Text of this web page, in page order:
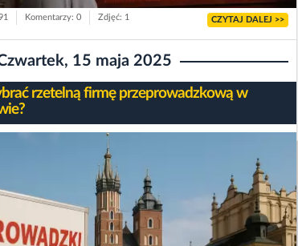
Komentarzy: 0 Zdjęć: 1 CZYTAJ DALEJ >>
15 maja 2025
rzetelną firmę przeprowadzkową w